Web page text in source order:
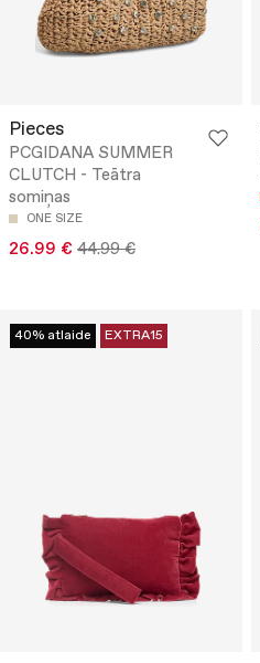
Pieces
PCGIDANA SUMMER
CLUTCH - Teātra
somiņas
ONE SIZE
26.99 € 44.99 €
40% atlaide EXTRA15